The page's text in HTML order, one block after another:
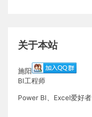
关于本站
施阳
BI工程师
Power BI、Excel爱好者